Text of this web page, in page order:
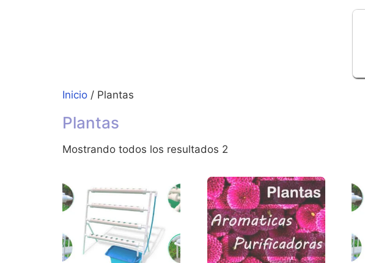
Inicio / Plantas
Plantas
Mostrando todos los resultados 2